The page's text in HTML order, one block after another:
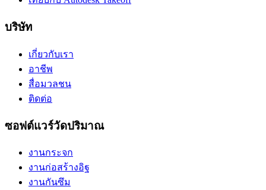
บริษัท
เกี่ยวกับเรา
อาชีพ
สื่อมวลชน
ติดต่อ
ซอฟต์แวร์วัดปริมาณ
งานกระจก
งานก่อสร้างอิฐ
งานกันซึม